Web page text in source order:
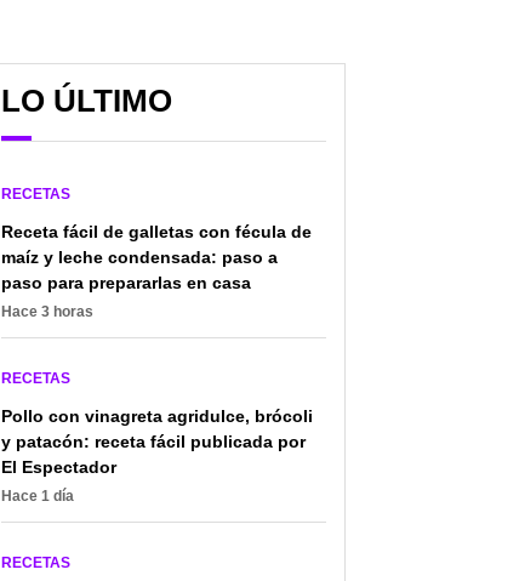
LO ÚLTIMO
RECETAS
Receta fácil de galletas con fécula de
maíz y leche condensada: paso a
paso para prepararlas en casa
Hace 3 horas
RECETAS
Pollo con vinagreta agridulce, brócoli
y patacón: receta fácil publicada por
El Espectador
Hace 1 día
RECETAS